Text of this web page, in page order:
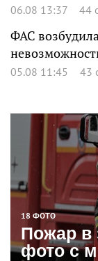
06.08 13:37 44
ФАС
05.08 11:45 43
18 ФОТО
Пожар в
фото с